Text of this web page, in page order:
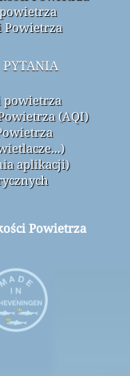
Powietrza
powietrza
(AQI)
aplikacji)
Powietrza